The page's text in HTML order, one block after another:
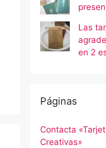
Las
en 2
Páginas
Contacta
Creativas»